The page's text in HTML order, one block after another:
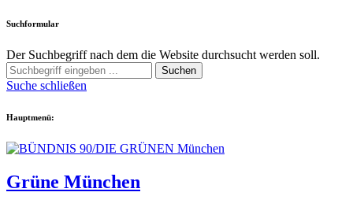
Suchformular
Der Suchbegriff nach dem die Website durchsucht werden soll.
Suchen
Suche schließen
Hauptmenü:
Grüne München